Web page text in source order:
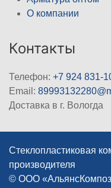
О компании
Контакты
Телефон: +7 924 831-
Email:
Доставка в г. Вологда
Стеклопластиковая
производителя
© ООО